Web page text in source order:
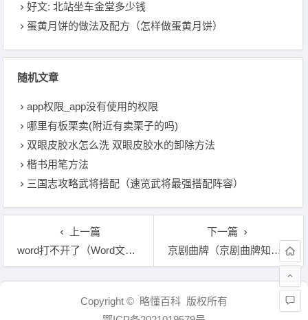
好文: 北站坐车金堂多少钱
蛋黄月饼的做法及配方（怎样做蛋黄月饼）
随机文章
app权限_app没有使用的权限
哪里有板栗卖(附近有卖栗子的吗)
双眼皮胶水怎么洗 双眼皮胶水的卸除方法
楷书用笔方法
三国志攻略武将搭配（速览武将最强搭配阵容）
上一篇
word打不开了（Word文字技巧—Word打不开怎么修复）
下一篇
京剧曲牌（京剧曲牌知多少？）
文章导航
Copyright © 略懂百科 版权所有